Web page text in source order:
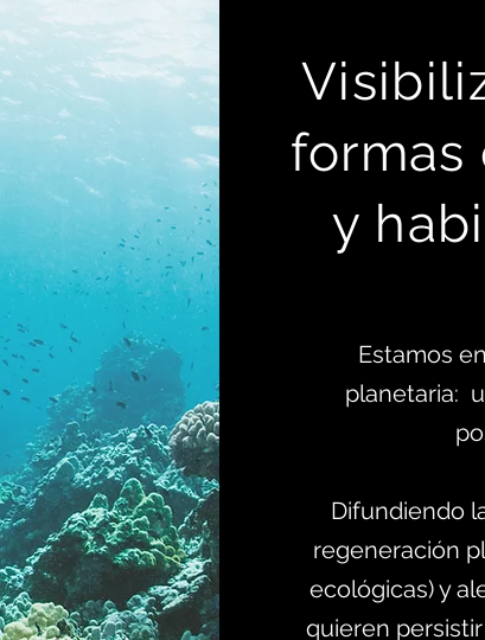
formas
y
Estamos
planetaria:
Difundiendo
regeneración
ecológicas) y
quieren